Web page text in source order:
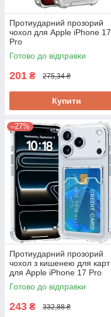
Протиударний прозорий
чохол для Apple iPhone 17
Pro
Готово до відправки
201 ₴ 275,34 ₴
Купити
–27%
Протиударний прозорий
чохол з кишенею для карт
для Apple iPhone 17 Pro
Готово до відправки
243 ₴ 332,88 ₴